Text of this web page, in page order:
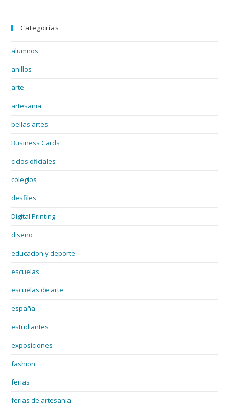
Categorías
alumnos
anillos
arte
artesania
bellas artes
Business Cards
ciclos oficiales
colegios
desfiles
Digital Printing
diseño
educacion y deporte
escuelas
escuelas de arte
españa
estudiantes
exposiciones
fashion
ferias
ferias de artesania